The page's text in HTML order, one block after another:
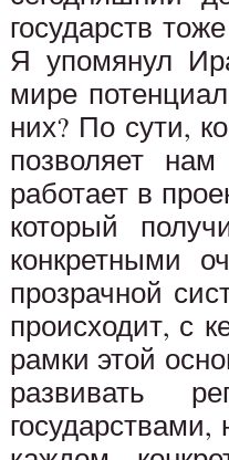
государств
Я упомянул
мире
них? По сути,
позволяет
работает в
который
конкретными
прозрачной
происходит, с
рамки этой
развивать